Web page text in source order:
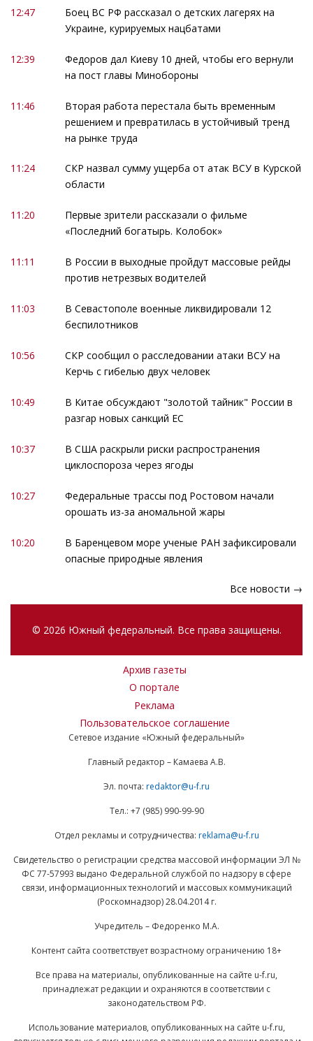
12:47
Боец ВС РФ рассказал о детских лагерях на
Украине, курируемых нацбатами
12:39
Федоров дал Киеву 10 дней, чтобы его вернули
на пост главы Минобороны
11:46
Вторая работа перестала быть временным
решением и превратилась в устойчивый тренд
на рынке труда
11:24
СКР назвал сумму ущерба от атак ВСУ в Курской
области
11:20
Первые зрители рассказали о фильме
«Последний богатырь. Колобок»
11:11
В России в выходные пройдут массовые рейды
против нетрезвых водителей
11:03
В Севастополе военные ликвидировали 12
беспилотников
10:56
СКР сообщил о расследовании атаки ВСУ на
Керчь с гибелью двух человек
10:49
В Китае обсуждают "золотой тайник" России в
разгар новых санкций ЕС
10:37
В США раскрыли риски распространения
циклоспороза через ягоды
10:27
Федеральные трассы под Ростовом начали
орошать из-за аномальной жары
10:20
В Баренцевом море ученые РАН зафиксировали
опасные природные явления
Все новости →
© 2026 Южный федеральный. Все права защищены.
Архив газеты
О портале
Реклама
Пользовательское соглашение
Сетевое издание «Южный федеральный»
Главный редактор – Камаева А.В.
Эл. почта: redaktor@u-f.ru
Тел.: +7 (985) 990-99-90
Отдел рекламы и сотрудничества: reklama@u-f.ru
Свидетельство о регистрации средства массовой информации ЭЛ №
ФС 77-57993 выдано Федеральной службой по надзору в сфере
связи, информационных технологий и массовых коммуникаций
(Роскомнадзор) 28.04.2014 г.
Учредитель – Федоренко М.А.
Контент сайта соответствует возрастному ограничению 18+
Все права на материалы, опубликованные на сайте u-f.ru,
принадлежат редакции и охраняются в соответствии с
законодательством РФ.
Использование материалов, опубликованных на сайте u-f.ru,